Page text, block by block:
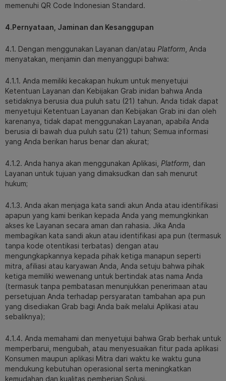
memenuhi QR Code Indonesian Standard.
4.Pernyataan, Jaminan dan Kesanggupan
4.1. Dengan menggunakan Layanan dan/atau Platform , Anda
menyatakan, menjamin dan menyanggupi bahwa:
4.1.1. Anda memiliki kecakapan hukum untuk menyetujui
Ketentuan Layanan dan Kebijakan Grab inidan bahwa Anda
setidaknya berusia dua puluh satu (21) tahun. Anda tidak dapat
menyetujui Ketentuan Layanan dan Kebijakan Grab ini dan oleh
karenanya, tidak dapat menggunakan Layanan, apabila Anda
berusia di bawah dua puluh satu (21) tahun; Semua informasi
yang Anda berikan harus benar dan akurat;
4.1.2. Anda hanya akan menggunakan Aplikasi, Platform , dan
Layanan untuk tujuan yang dimaksudkan dan sah menurut
hukum;
4.1.3. Anda akan menjaga kata sandi akun Anda atau identifikasi
apapun yang kami berikan kepada Anda yang memungkinkan
akses ke Layanan secara aman dan rahasia. Jika Anda
membagikan kata sandi akun atau identifikasi apa pun (termasuk
tanpa kode otentikasi terbatas) dengan atau
mengungkapkannya kepada pihak ketiga manapun seperti
mitra, afiliasi atau karyawan Anda, Anda setuju bahwa pihak
ketiga memiliki wewenang untuk bertindak atas nama Anda
(termasuk tanpa pembatasan menunjukkan penerimaan atau
persetujuan Anda terhadap persyaratan tambahan apa pun
yang disediakan Grab bagi Anda baik melalui Aplikasi atau
sebaliknya);
4.1.4. Anda memahami dan menyetujui bahwa Grab berhak untuk
memperbarui, mengubah, atau menyesuaikan fitur pada aplikasi
Konsumen maupun aplikasi Mitra dari waktu ke waktu guna
mendukung kebutuhan operasional serta meningkatkan
kemudahan dan kualitas pemberian Solusi.